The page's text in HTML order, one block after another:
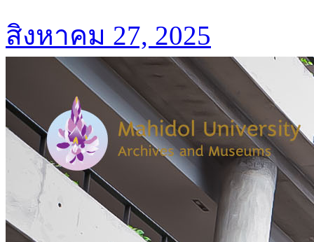
สิงหาคม 27, 2025